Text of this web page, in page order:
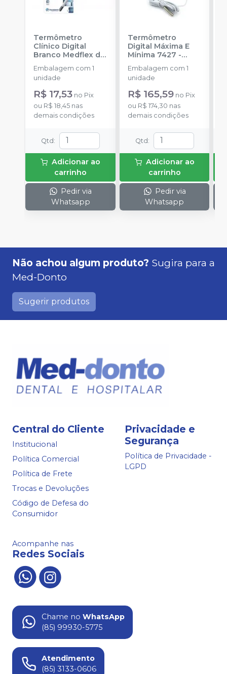
Termômetro
Clínico Digital
Branco Medflex de
Haste Flexível
INCOTERM
Embalagem com 1
unidade
R$ 17,53 no Pix
ou R$ 18,45 nas
demais condições
Qtd :
Adicionar ao
carrinho
Pedir via
Whatsapp
Termômetro
Digital Máxima E
Mínima 7427 -
INCOTERM
Embalagem com 1
unidade
R$ 165,59 no Pix
ou R$ 174,30 nas
demais condições
Qtd :
Adicionar ao
carrinho
Pedir via
Whatsapp
Não achou algum produto? Sugira para a
Med-Donto
Sugerir produtos
Central do Cliente
Institucional
Política Comercial
Política de Frete
Trocas e Devoluções
Código de Defesa do
Consumidor
Privacidade e
Segurança
Política de Privacidade -
LGPD
Acompanhe nas
Redes Sociais
Chame no WhatsApp
(85) 99930-5775
Atendimento
(85) 3133-0606